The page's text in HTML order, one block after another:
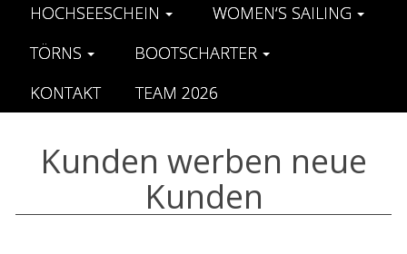
HOCHSEESCHEIN
WOMEN‘S SAILING
TÖRNS
BOOTSCHARTER
KONTAKT
TEAM 2026
Kunden werben neue
Kunden